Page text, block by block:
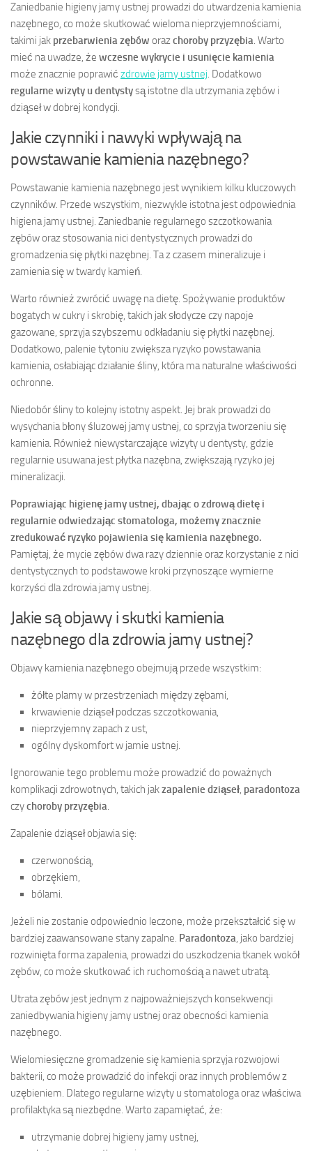
Zaniedbanie higieny jamy ustnej prowadzi do utwardzenia kamienia
nazębnego, co może skutkować wieloma nieprzyjemnościami,
takimi jak przebarwienia zębów orazchoroby przyzębia. Warto
mieć na uwadze, że wczesne wykrycie i usunięcie kamienia
może znacznie poprawić zdrowie jamy ustnej. Dodatkowo
regularne wizyty u dentystysą istotne dla utrzymania zębów i
dziąseł w dobrej kondycji.
Jakie czynniki i nawyki wpływają na
powstawanie kamienia nazębnego?
Powstawanie kamienia nazębnego jest wynikiem kilku kluczowych
czynników. Przede wszystkim, niezwykle istotna jest odpowiednia
higiena jamy ustnej. Zaniedbanie regularnego szczotkowania
zębów oraz stosowania nici dentystycznych prowadzi do
gromadzenia się płytki nazębnej. Ta z czasem mineralizuje i
zamienia się w twardy kamień.
Warto również zwrócić uwagę na dietę. Spożywanie produktów
bogatych w cukry i skrobię, takich jak słodycze czy napoje
gazowane, sprzyja szybszemu odkładaniu się płytki nazębnej.
Dodatkowo, palenie tytoniu zwiększa ryzyko powstawania
kamienia, osłabiając działanie śliny, która ma naturalne właściwości
ochronne.
Niedobór śliny to kolejny istotny aspekt. Jej brak prowadzi do
wysychania błony śluzowej jamy ustnej, co sprzyja tworzeniu się
kamienia. Również niewystarczające wizyty u dentysty, gdzie
regularnie usuwana jest płytka nazębna, zwiększają ryzyko jej
mineralizacji.
Poprawiając higienę jamy ustnej, dbając o zdrową dietę i
regularnie odwiedzając stomatologa, możemy znacznie
zredukować ryzyko pojawienia się kamienia nazębnego.
Pamiętaj, że mycie zębów dwa razy dziennie oraz korzystanie z nici
dentystycznych to podstawowe kroki przynoszące wymierne
korzyści dla zdrowia jamy ustnej.
Jakie są objawy i skutki kamienia
nazębnego dla zdrowia jamy ustnej?
Objawy kamienia nazębnego obejmują przede wszystkim:
żółte plamy w przestrzeniach między zębami,
krwawienie dziąseł podczas szczotkowania,
nieprzyjemny zapach z ust,
ogólny dyskomfort w jamie ustnej.
Ignorowanie tego problemu może prowadzić do poważnych
komplikacji zdrowotnych, takich jakzapalenie dziąseł, paradontoza
czychoroby przyzębia.
Zapalenie dziąseł objawia się:
czerwonością,
obrzękiem,
bólami.
Jeżeli nie zostanie odpowiednio leczone, może przekształcić się w
bardziej zaawansowane stany zapalne. Paradontoza, jako bardziej
rozwinięta forma zapalenia, prowadzi do uszkodzenia tkanek wokół
zębów, co może skutkować ich ruchomością a nawet utratą.
Utrata zębów jest jednym z najpoważniejszych konsekwencji
zaniedbywania higieny jamy ustnej oraz obecności kamienia
nazębnego.
Wielomiesięczne gromadzenie się kamienia sprzyja rozwojowi
bakterii, co może prowadzić do infekcji oraz innych problemów z
uzębieniem. Dlatego regularne wizyty u stomatologa oraz właściwa
profilaktyka są niezbędne. Warto zapamiętać, że:
utrzymanie dobrej higieny jamy ustnej,